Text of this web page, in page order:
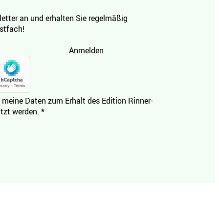
an und erhalten Sie regelmäßig
Anmelden
Daten zum Erhalt des Edition Rinner-
werden. *